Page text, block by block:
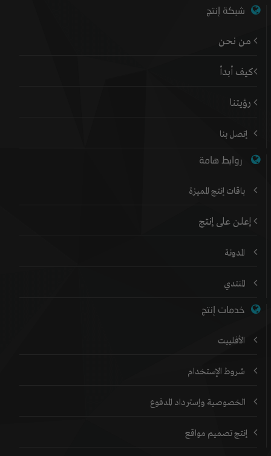
شبكة إنتج
من نحن
كيف أبدأ
رؤيتنا
إتصل بنا
روابط هامة
باقات إنتج المميزة
إعلن على إنتج
المدونة
المنتدي
خدمات إنتج
الأفلييت
شروط الإستخدام
الخصوصية وإسترداد المدفوع
إنتج تصميم مواقع